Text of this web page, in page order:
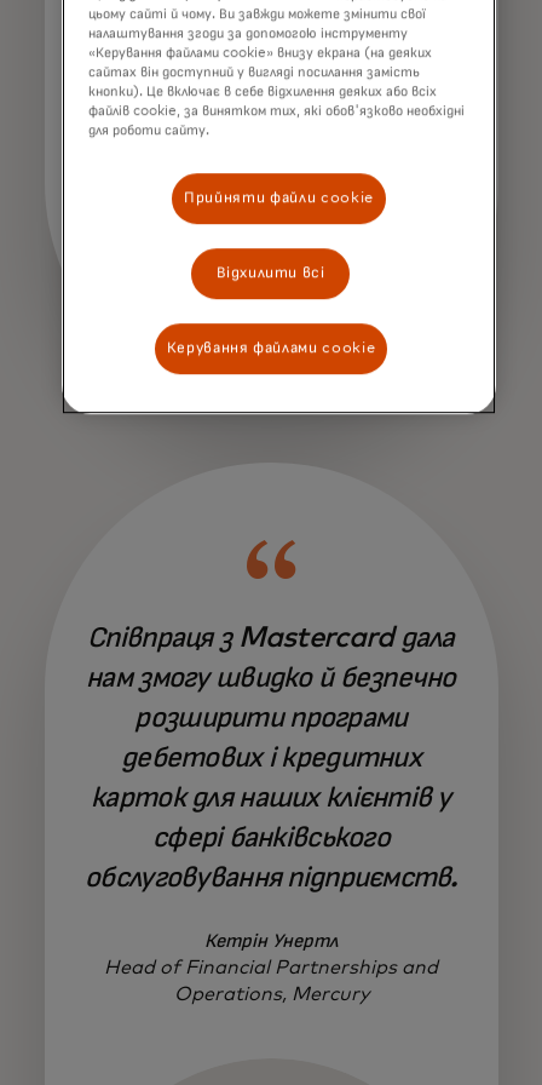
Співпраця з Mastercard дала
нам змогу швидко й безпечно
розширити програми
дебетових і кредитних
карток для наших клієнтів у
сфері банківського
обслуговування підприємств.
Кетрін Унертл
Head of Financial Partnerships and
Operations, Mercury
цьому сайті й чому. Ви завжди можете змінити свої
налаштування згоди за допомогою інструменту
«Керування файлами cookie» внизу екрана (на деяких
сайтах він доступний у вигляді посилання замість
кнопки). Це включає в себе відхилення деяких або всіх
файлів cookie, за винятком тих, які обов'язково необхідні
для роботи сайту.
Прийняти файли cookie
Відхилити всі
Керування файлами cookie